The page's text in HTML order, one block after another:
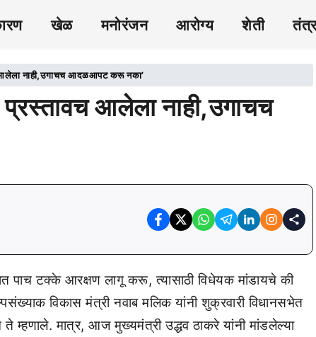
खेळ मनोरंजन आरोग्य शेती
आलेला नाही,उगाचच आदळआपट करू नका’
प्रस्तावच आलेला नाही,उगाचच
पाच टक्के आरक्षण लागू करू, त्यासाठी विधेयक मांडायचे की
विकास मंत्री नवाब मलिक यांनी शुक्रवारी विधानसभेत
ते म्हणाले. मात्र, आज मुख्यमंत्री उद्धव ठाकरे यांनी मांडलेल्या